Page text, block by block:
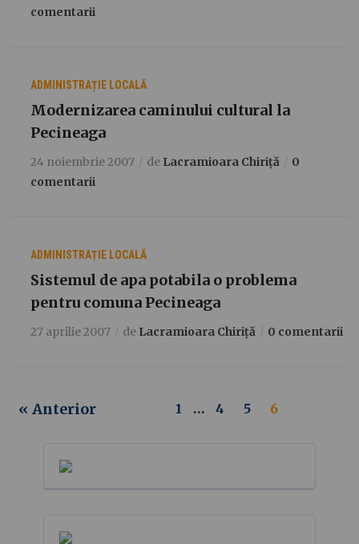
comentarii
ADMINISTRAȚIE LOCALĂ
Modernizarea caminului cultural la
Pecineaga
24 noiembrie 2007 de Lacramioara Chiriță
0
comentarii
ADMINISTRAȚIE LOCALĂ
Sistemul de apa potabila o problema
pentru comuna Pecineaga
27 aprilie 2007 de Lacramioara Chiriță 0 comentarii
« Anterior 1 … 4 5 6